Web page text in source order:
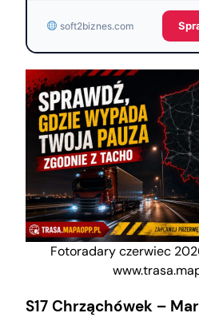
soft2biznes.com
Fotoradary czerwiec
S17 Chrząchówek –